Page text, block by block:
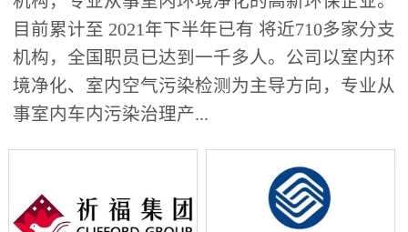
目前累计至 2021年下半年已有 将近710多家分支
机构，全国职员已达到一千多人。公司以室内环
境净化、室内空气污染检测为主导方向，专业从
事室内车内污染治理产...